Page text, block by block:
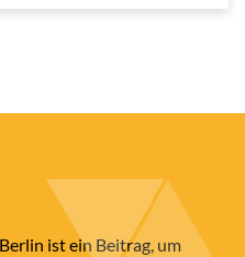
ist ein Beitrag, um